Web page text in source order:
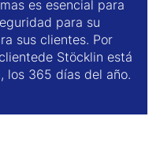
es esencial para
para su
sus clientes. Por
Stöcklin está
los 365 días del año.